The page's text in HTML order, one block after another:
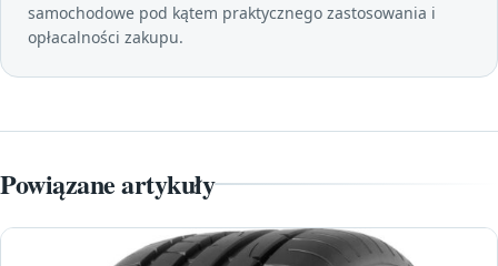
samochodowe pod kątem praktycznego zastosowania i
opłacalności zakupu.
Powiązane artykuły